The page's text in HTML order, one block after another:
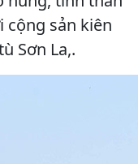
cộng sản kiên
Sơn La,.